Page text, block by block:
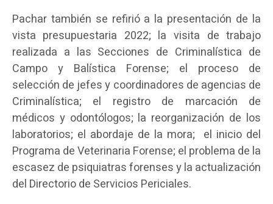
Pachar también se refirió a la presentación de la
vista presupuestaria 2022; la visita de trabajo
realizada a las Secciones de Criminalística de
Campo y Balística Forense; el proceso de
selección de jefes y coordinadores de agencias de
Criminalística; el registro de marcación de
médicos y odontólogos; la reorganización de los
laboratorios; el abordaje de la mora; el inicio del
Programa de Veterinaria Forense; el problema de la
escasez de psiquiatras forenses y la actualización
del Directorio de Servicios Periciales.